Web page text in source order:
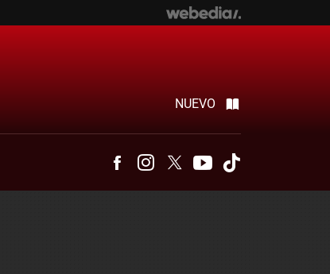
NUEVO
FacebookInstagram
Twitter Youtube